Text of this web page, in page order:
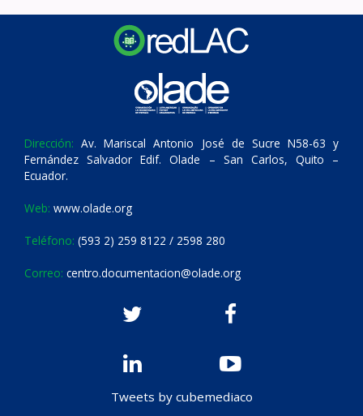
Dirección: Av. Mariscal Antonio José de Sucre N58-63 y
Fernández Salvador Edif. Olade – San Carlos, Quito –
Ecuador.
Web: www.olade.org
Teléfono: (593 2) 259 8122 / 2598 280
Correo: centro.documentacion@olade.org
Tweets by cubemediaco